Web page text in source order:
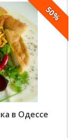
50%
в Одессе